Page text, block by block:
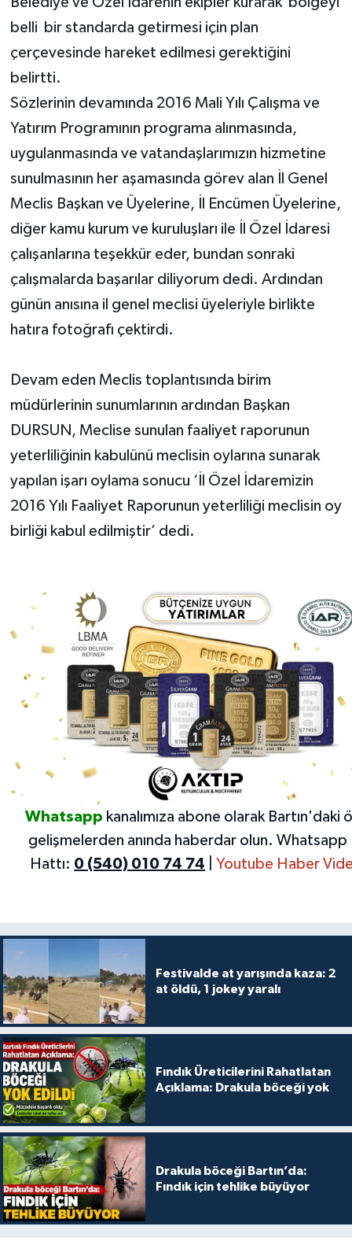
belli bir standarda getirmesi için plan
çerçevesinde hareket edilmesi gerektiğini
belirtti.
Sözlerinin devamında 2016 Mali Yılı Çalışma ve
Yatırım Programının programa alınmasında,
uygulanmasında ve vatandaşlarımızın hizmetine
sunulmasının her aşamasında görev alan İl Genel
Meclis Başkan ve Üyelerine, İl Encümen Üyelerine,
diğer kamu kurum ve kuruluşları ile İl Özel İdaresi
çalışanlarına teşekkür eder, bundan sonraki
çalışmalarda başarılar diliyorum dedi. Ardından
günün anısına il genel meclisi üyeleriyle birlikte
hatıra fotoğrafı çektirdi.
Devam eden Meclis toplantısında birim
müdürlerinin sunumlarının ardından Başkan
DURSUN, Meclise sunulan faaliyet raporunun
yeterliliğinin kabulünü meclisin oylarına sunarak
yapılan işarı oylama sonucu ‘İl Özel İdaremizin
2016 Yılı Faaliyet Raporunun yeterliliği meclisin oy
birliği kabul edilmiştir’ dedi.
Whatsapp kanalımıza abone olarak Bartın'daki
gelişmelerden anında haberdar olun. Whatsapp
Hattı: 0 (540) 010 74 74 Youtube Haber
Festivalde at yarışında kaza: 2
at öldü, 1 jokey yaralı
Fındık Üreticilerini Rahatlatan
Açıklama: Drakula böceği yok
Drakula böceği Bartın’da:
Fındık için tehlike büyüyor